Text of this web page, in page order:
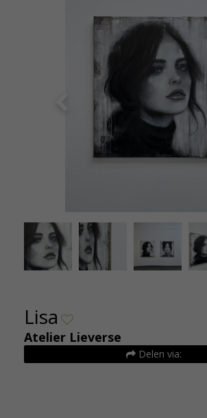
Lisa
Atelier Lieverse
Delen via: